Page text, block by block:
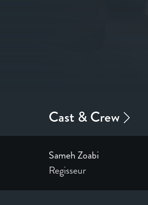
Sameh Zoabi
Regisseur